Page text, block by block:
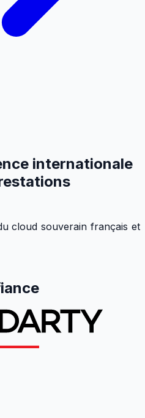
internationale
cloud souverain français et